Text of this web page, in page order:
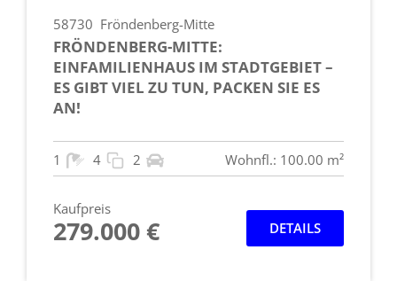
58730 Fröndenberg-Mitte
FRÖNDENBERG-MITTE:
EINFAMILIENHAUS IM STADTGEBIET –
ES GIBT VIEL ZU TUN, PACKEN SIE ES
AN!
1 4 2 Wohnfl.: 100.00 m²
Kaufpreis
279.000 € DETAILS